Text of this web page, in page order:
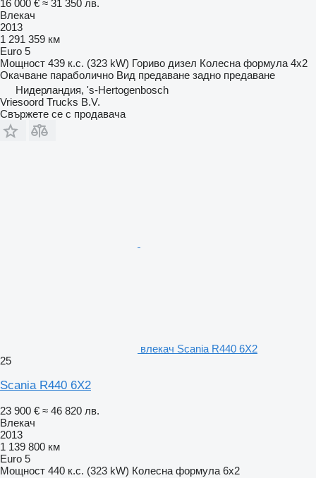
16 000 € ≈ 31 350 лв.
Влекач
2013
1 291 359 км
Euro 5
Мощност 439 к.с. (323 kW) Гориво дизел Колесна формула 4x2
Окачване параболично Вид предаване задно предаване
Нидерландия, 's-Hertogenbosch
Vriesoord Trucks B.V.
Свържете се с продавача
влекач Scania R440 6X2
25
Scania R440 6X2
23 900 € ≈ 46 820 лв.
Влекач
2013
1 139 800 км
Euro 5
Мощност 440 к.с. (323 kW) Колесна формула 6x2